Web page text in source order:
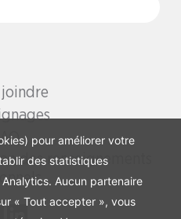
joindre
des renseignements
pour améliorer votre
des statistiques
Analytics. Aucun partenaire
« Tout accepter », vous